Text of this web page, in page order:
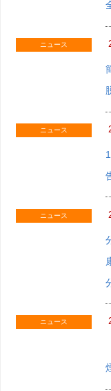
ニュース
ニュース
ニュース
ニュース